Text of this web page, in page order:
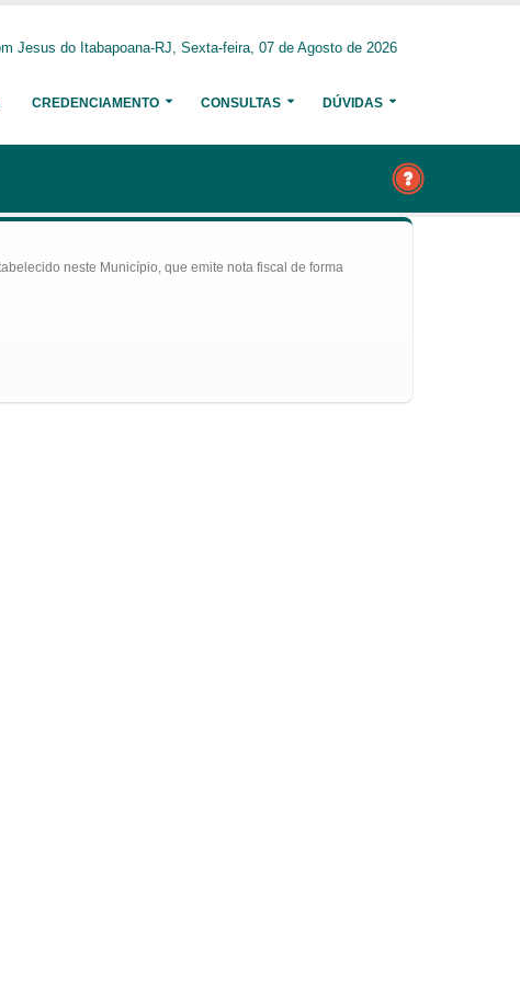
Jesus do Itabapoana-RJ, Sexta-feira, 07 de Agosto de 2026
CREDENCIAMENTO CONSULTAS DÚVIDAS
neste Município, que emite nota fiscal de forma